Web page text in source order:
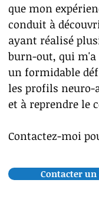
que mon
conduit à
ayant réalisé
burn-out, qui m'a
un formidable
les profils neuro-
et à reprendre le
Contactez-moi
Contacter un